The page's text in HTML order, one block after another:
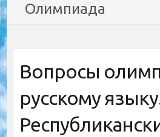
Олимпиада
Вопросы
русскому